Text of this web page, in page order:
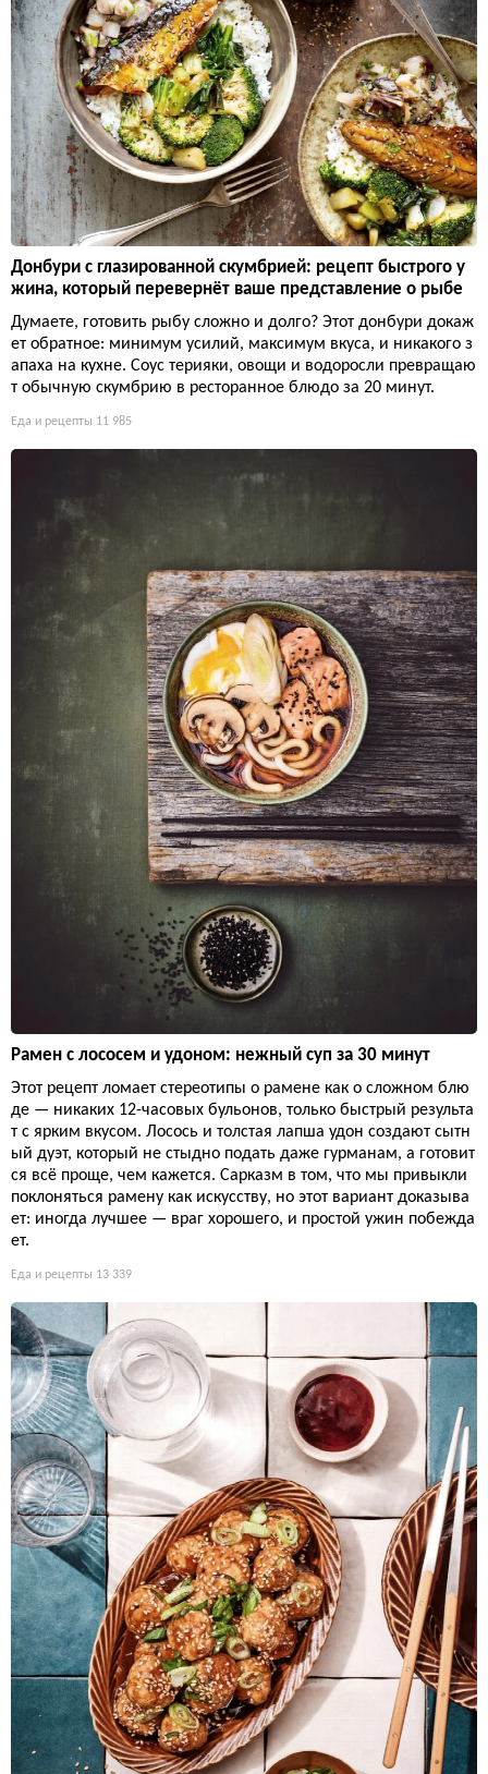
Донбури с глазированной скумбрией: рецепт быстрого у
жина, который перевернёт ваше представление о рыбе
Думаете, готовить рыбу сложно и долго? Этот донбури докаж
ет обратное: минимум усилий, максимум вкуса, и никакого з
апаха на кухне. Соус терияки, овощи и водоросли превращаю
т обычную скумбрию в ресторанное блюдо за 20 минут.
Еда и рецепты 11 985
Рамен с лососем и удоном: нежный суп за 30 минут
Этот рецепт ломает стереотипы о рамене как о сложном блю
де — никаких 12-часовых бульонов, только быстрый результа
т с ярким вкусом. Лосось и толстая лапша удон создают сытн
ый дуэт, который не стыдно подать даже гурманам, а готовит
ся всё проще, чем кажется. Сарказм в том, что мы привыкли
поклоняться рамену как искусству, но этот вариант доказыва
ет: иногда лучшее — враг хорошего, и простой ужин побежда
ет.
Еда и рецепты 13 339